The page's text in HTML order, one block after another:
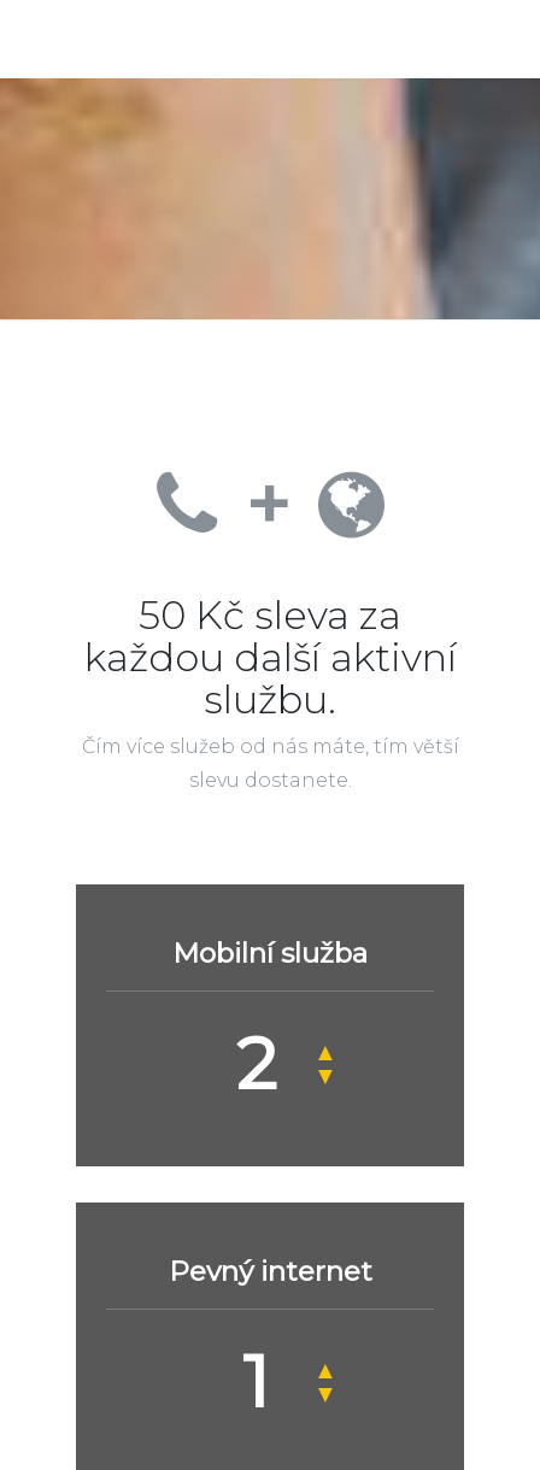
+
50 Kč sleva za
každou další aktivní
službu.
Čím více služeb od nás máte, tím větší
slevu dostanete.
Mobilní služba
▲
▼
Pevný internet
▲
▼